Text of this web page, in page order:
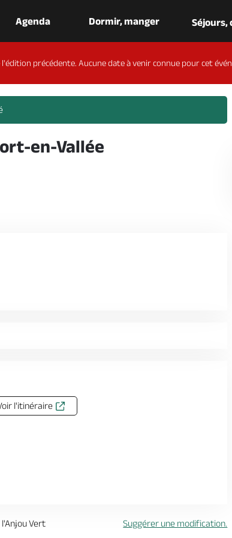
Agenda Dormir, manger Séjours,
précédente. Aucune date à venir connue pour cet
en-Vallée
l'itinéraire
Vert Suggérer une modification.